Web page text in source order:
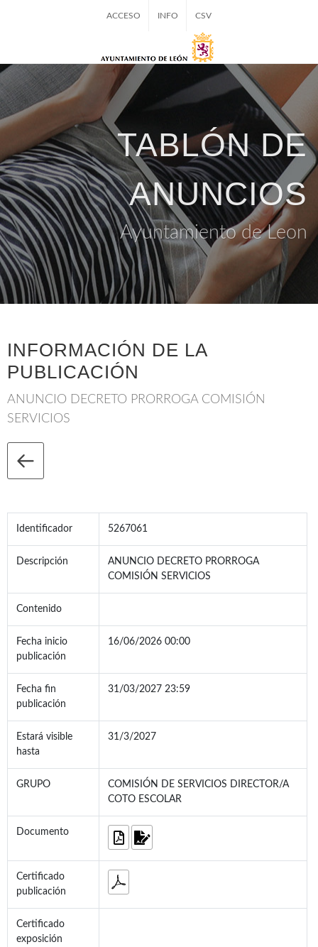
ACCESO INFO CSV
TABLÓN DE
ANUNCIOS
Ayuntamiento de Leon
INFORMACIÓN DE LA
PUBLICACIÓN
ANUNCIO DECRETO PRORROGA COMISIÓN
SERVICIOS
Identificador 5267061
Descripción
ANUNCIO DECRETO PRORROGA
COMISIÓN SERVICIOS
Contenido
Fecha inicio
publicación
16/06/2026 00:00
Fecha fin
publicación
31/03/2027 23:59
Estará visible
hasta
31/3/2027
GRUPO
COMISIÓN DE SERVICIOS DIRECTOR/A
COTO ESCOLAR
Documento
Certificado
publicación
Certificado
exposición